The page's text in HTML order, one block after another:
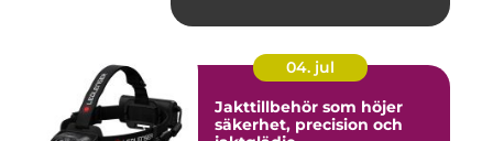
04. jul
Jakttillbehör som höjer
säkerhet, precision och